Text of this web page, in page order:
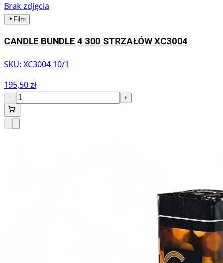
Brak zdjęcia
Film
CANDLE BUNDLE 4 300 STRZAŁÓW XC3004
SKU: XC3004 10/1
195,50 zł
− +